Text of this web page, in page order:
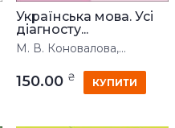
Українська мова. Усі
діагносту...
М. В. Коновалова,...
150.00 ₴ КУПИТИ